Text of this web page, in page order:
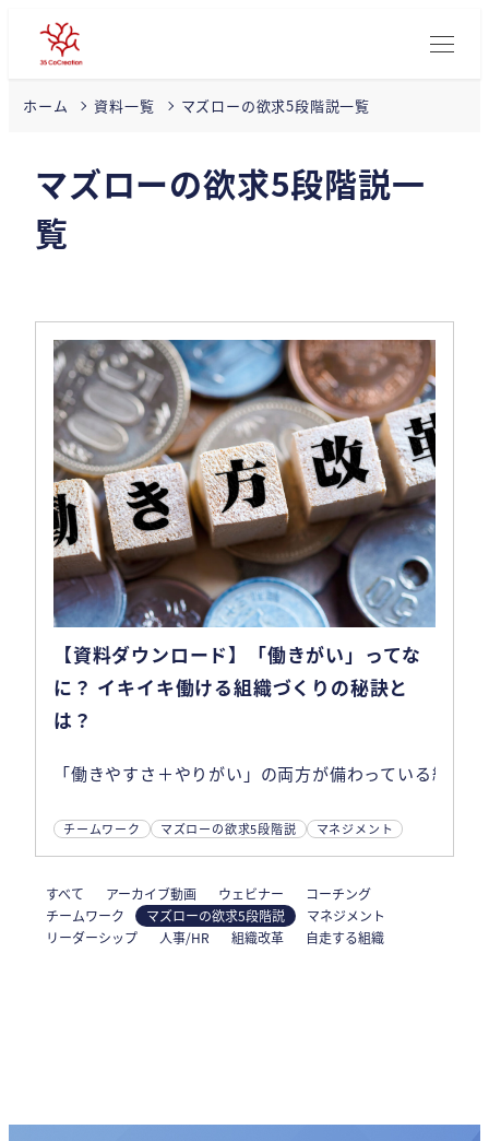
ホーム 資料一覧 マズローの欲求5段階説一覧
マズローの欲求5段階説一
覧
【資料ダウンロード】「働きがい」ってな
に？ イキイキ働ける組織づくりの秘訣と
は？
「働きやすさ＋やりがい」の両方が備わっている組織
チームワーク マズローの欲求5段階説 マネジメント
すべて アーカイブ動画 ウェビナー
コーチング
チームワーク
マズローの欲求5段階説
マネジメント
リーダーシップ
人事/HR 組織改革 自走する組織